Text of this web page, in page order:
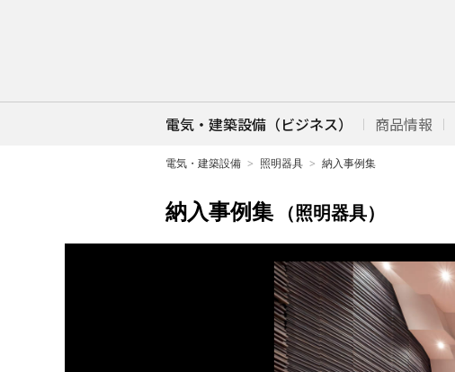
電気・建築設備（ビジネス） 商品情報
電気・建築設備 照明器具 納入事例集
納入事例集 （照明器具）